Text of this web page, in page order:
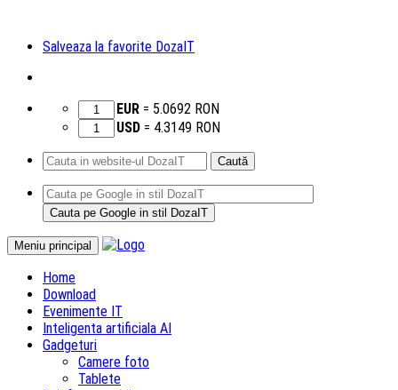
Salveaza la favorite DozaIT
EUR = 5.0692 RON
USD = 4.3149 RON
Caută
după:
Meniu principal
Sari
Home
Download
Evenimente IT
Inteligenta artificiala AI
Gadgeturi
Camere foto
Tablete